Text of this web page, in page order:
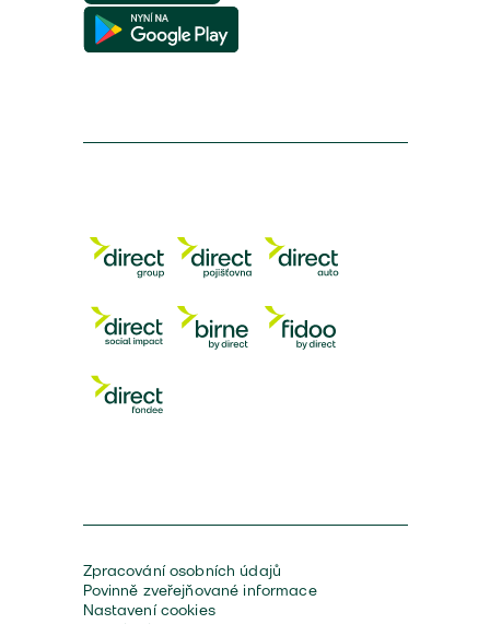
Zpracování osobních údajů
Povinně zveřejňované informace
Nastavení cookies